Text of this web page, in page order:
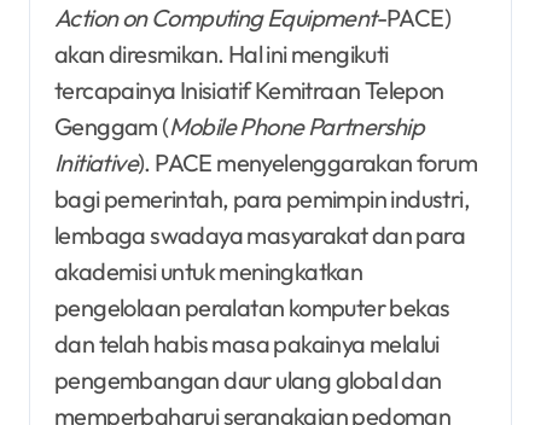
Action on Computing Equipment-PACE)
akan diresmikan. Hal ini mengikuti
tercapainya Inisiatif Kemitraan Telepon
Genggam (Mobile Phone Partnership
Initiative). PACE menyelenggarakan forum
bagi pemerintah, para pemimpin industri,
lembaga swadaya masyarakat dan para
akademisi untuk meningkatkan
pengelolaan peralatan komputer bekas
dan telah habis masa pakainya melalui
pengembangan daur ulang global dan
memperbaharui serangkaian pedoman